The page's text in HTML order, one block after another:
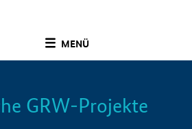
MENÜ
Info
GRW-Projekte